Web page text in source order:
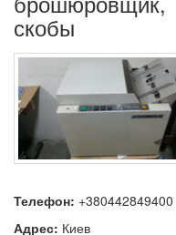
скобы
Телефон: +380442849400
Адрес: Киев